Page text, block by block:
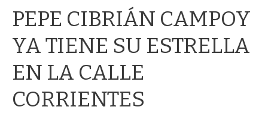
PEPE CIBRIÁN CAMPOY
YA TIENE SU ESTRELLA
EN LA CALLE
CORRIENTES